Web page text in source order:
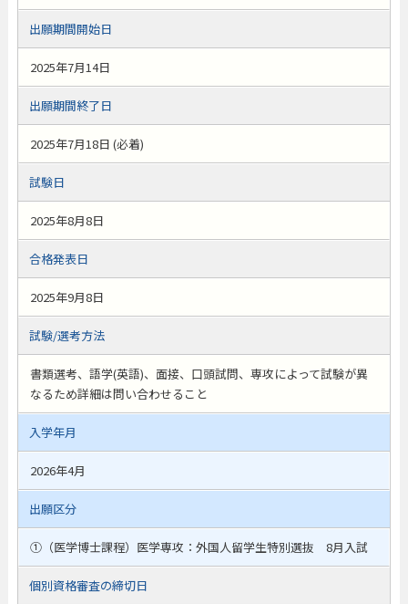
出願期間開始日
2025年7月14日
出願期間終了日
2025年7月18日 (必着)
試験日
2025年8月8日
合格発表日
2025年9月8日
試験/選考方法
書類選考、語学(英語)、面接、口頭試問、専攻によって試験が異
なるため詳細は問い合わせること
入学年月
2026年4月
出願区分
①（医学博士課程）医学専攻：外国人留学生特別選抜 8月入試
個別資格審査の締切日